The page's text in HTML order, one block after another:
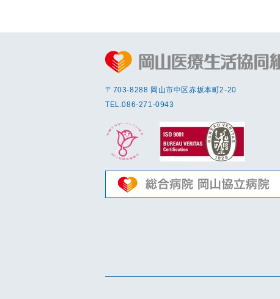
〒703-8288 岡⼭市中区赤坂本町2-20
TEL.086-271-0943